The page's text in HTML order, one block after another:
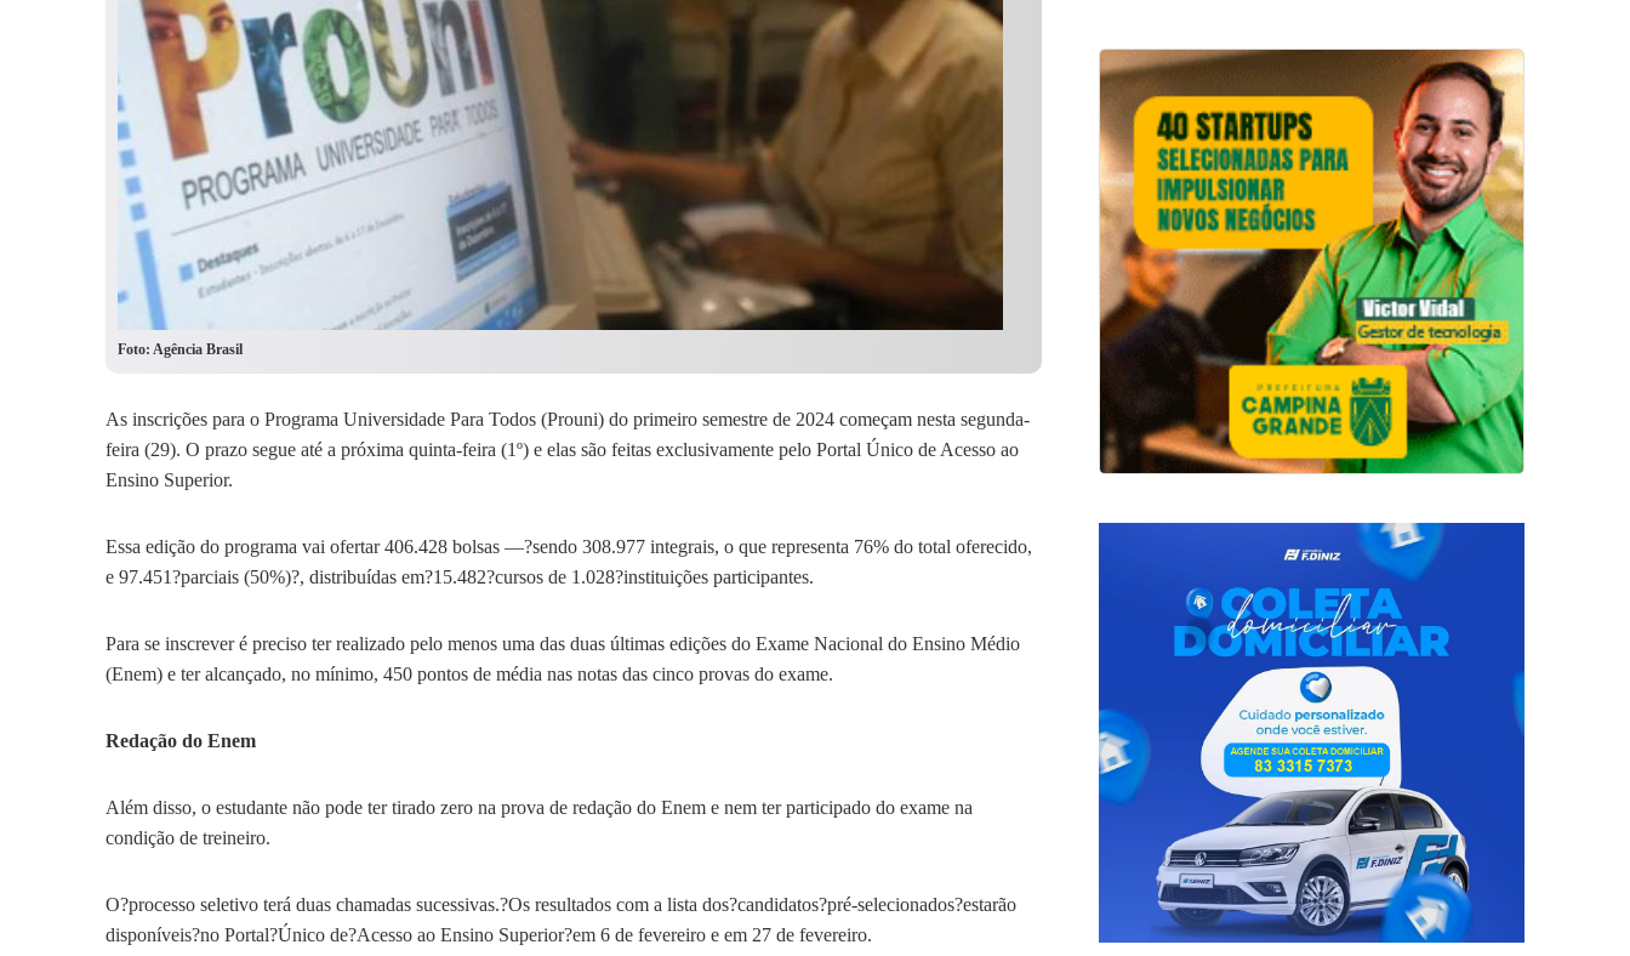
Foto: Agência Brasil
As inscrições para o Programa Universidade Para Todos (Prouni) do primeiro semestre de 2024 começam nesta segunda-
feira (29). O prazo segue até a próxima quinta-feira (1º) e elas são feitas exclusivamente pelo Portal Único de Acesso ao
Ensino Superior.
Essa edição do programa vai ofertar 406.428 bolsas —?sendo 308.977 integrais, o que representa 76% do total oferecido,
e 97.451?parciais (50%)?, distribuídas em?15.482?cursos de 1.028?instituições participantes.
Para se inscrever é preciso ter realizado pelo menos uma das duas últimas edições do Exame Nacional do Ensino Médio
(Enem) e ter alcançado, no mínimo, 450 pontos de média nas notas das cinco provas do exame.
Redação do Enem
Além disso, o estudante não pode ter tirado zero na prova de redação do Enem e nem ter participado do exame na
condição de treineiro.
O?processo seletivo terá duas chamadas sucessivas.?Os resultados com a lista dos?candidatos?pré-selecionados?estarão
disponíveis?no Portal?Único de?Acesso ao Ensino Superior?em 6 de fevereiro e em 27 de fevereiro.